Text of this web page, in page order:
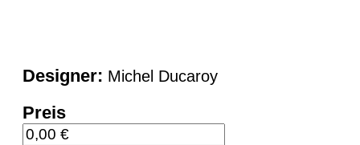
Designer: Michel Ducaroy
Preis